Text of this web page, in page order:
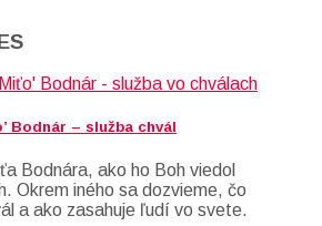
Bodnár – služba chvál
Bodnára, ako ho Boh viedol
Okrem iného sa dozvieme, čo
a ako zasahuje ľudí vo svete.